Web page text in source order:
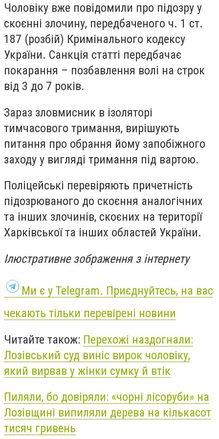
Чоловіку вже повідомили про підозру у
скоєнні злочину, передбаченого ч. 1 ст.
187 (розбій) Кримінального кодексу
України. Санкція статті передбачає
покарання – позбавлення волі на строк
від 3 до 7 років.
Зараз зловмисник в ізоляторі
тимчасового тримання, вирішують
питання про обрання йому запобіжного
заходу у вигляді тримання під вартою.
Поліцейські перевіряють причетність
підозрюваного до скоєння аналогічних
та інших злочинів, скоєних на території
Харківської та інших областей України.
Ілюстративне зображення з інтернету
Ми є у Telegram. Приєднуйтесь, на вас
чекають тільки перевірені новини
Читайте також: Перехожі наздогнали:
Лозівський суд виніс вирок чоловіку,
який вирвав у жінки сумку й втік
Пиляли, бо довіряли: «чорні лісоруби» на
Лозівщині випиляли дерева на кількасот
тисяч гривень